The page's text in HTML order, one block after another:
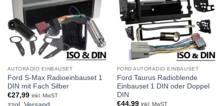
AUTORADIO EINBAUSET
Ford S-Max Radioeinbauset 1
DIN mit Fach Silber
€27,99 inkl. MwST
FORD AUTORADIO EINBAUSET
Ford Taurus Radioblende
Einbauset 1 DIN oder Doppel
DIN
€44,99 inkl. MwST